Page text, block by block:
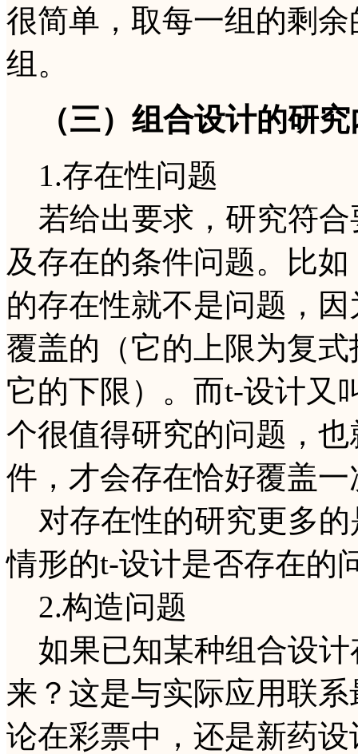
很简单，取每一组的剩
组。
（三）组合设计的研
1.存在性问题
若给出要求，研究符合
及存在的条件问题。比
的存在性就不是问题，
覆盖的（它的上限为复
它的下限）。而t-设计又
个很值得研究的问题，
件，才会存在恰好覆盖
对存在性的研究更多的
情形的t-设计是否存在的
2.构造问题
如果已知某种组合设计
来？这是与实际应用联
论在彩票中，还是新药